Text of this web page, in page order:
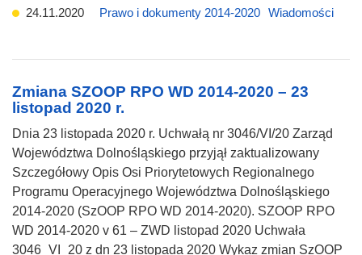
24.11.2020
Prawo i dokumenty 2014-2020 Wiadomości
Zmiana SZOOP RPO WD 2014-2020 – 23
listopad 2020 r.
Dnia 23 listopada 2020 r. Uchwałą nr 3046/VI/20 Zarząd
Województwa Dolnośląskiego przyjął zaktualizowany
Szczegółowy Opis Osi Priorytetowych Regionalnego
Programu Operacyjnego Województwa Dolnośląskiego
2014-2020 (SzOOP RPO WD 2014-2020). SZOOP RPO
WD 2014-2020 v 61 – ZWD listopad 2020 Uchwała
3046_VI_20 z dn 23 listopada 2020 Wykaz zmian SzOOP